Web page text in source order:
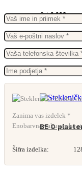
Od6,66€
BE O
Zanima vas izdelek *
Enobarvna vakuumska
Šifra izdelka: